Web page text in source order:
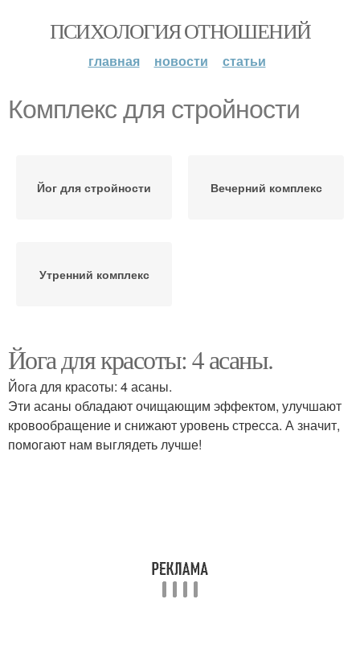
ПСИХОЛОГИЯ ОТНОШЕНИЙ
главная новости статьи
Комплекс для стройности
Йог для стройности Вечерний комплекс
Утренний комплекс
Йога для красоты: 4 асаны.
Йога для красоты: 4 асаны.
Эти асаны обладают очищающим эффектом, улучшают
кровообращение и снижают уровень стресса. А значит,
помогают нам выглядеть лучше!